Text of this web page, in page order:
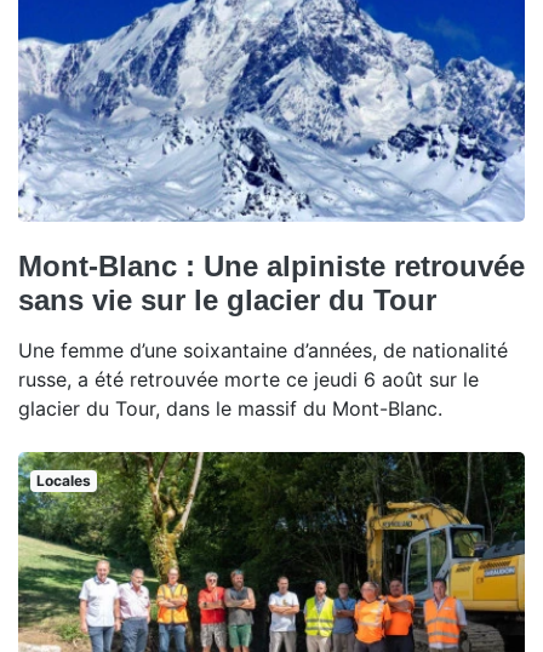
Mont-Blanc : Une alpiniste retrouvée
sans vie sur le glacier du Tour
Une femme d’une soixantaine d’années, de nationalité
russe, a été retrouvée morte ce jeudi 6 août sur le
glacier du Tour, dans le massif du Mont-Blanc.
Locales